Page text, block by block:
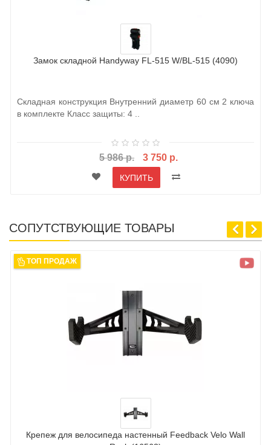
Замок складной Handyway FL-515 W/BL-515 (4090)
Складная конструкция Внутренний диаметр 60 см 2 ключа
в комплекте Класс защиты: 4 ..
5 986 р. 3 750 р.
КУПИТЬ
СОПУТСТВУЮЩИЕ ТОВАРЫ
ТОП ПРОДАЖ
Крепеж для велосипеда настенный Feedback Velo Wall